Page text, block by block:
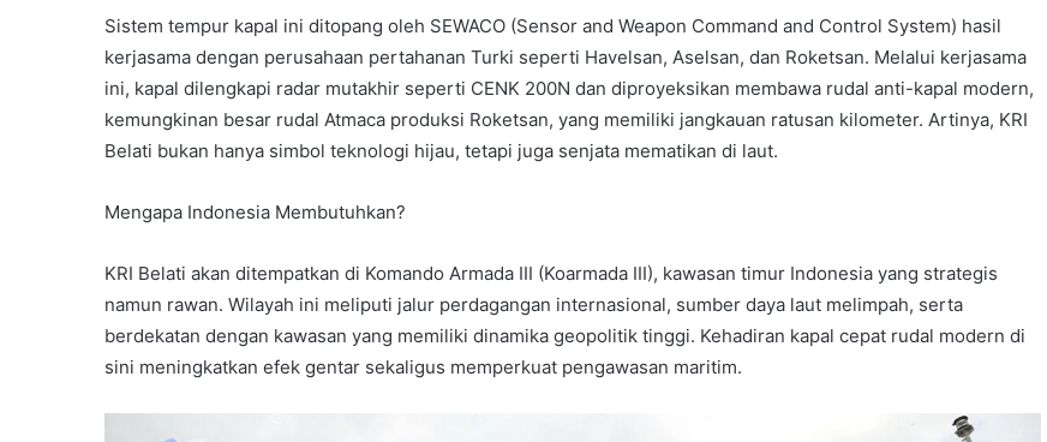
Sistem tempur kapal ini ditopang oleh SEWACO (Sensor and Weapon Command and Control System) hasil
kerjasama dengan perusahaan pertahanan Turki seperti Havelsan, Aselsan, dan Roketsan. Melalui kerjasama
ini, kapal dilengkapi radar mutakhir seperti CENK 200N dan diproyeksikan membawa rudal anti-kapal modern,
kemungkinan besar rudal Atmaca produksi Roketsan, yang memiliki jangkauan ratusan kilometer. Artinya, KRI
Belati bukan hanya simbol teknologi hijau, tetapi juga senjata mematikan di laut.
Mengapa Indonesia Membutuhkan?
KRI Belati akan ditempatkan di Komando Armada III (Koarmada III), kawasan timur Indonesia yang strategis
namun rawan. Wilayah ini meliputi jalur perdagangan internasional, sumber daya laut melimpah, serta
berdekatan dengan kawasan yang memiliki dinamika geopolitik tinggi. Kehadiran kapal cepat rudal modern di
sini meningkatkan efek gentar sekaligus memperkuat pengawasan maritim.